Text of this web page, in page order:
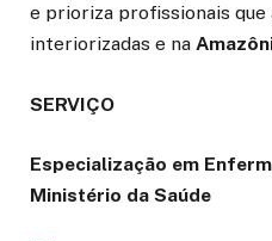
e prioriza profissionais que
interiorizadas e na
SERVIÇO
Especialização em
Ministério da Saúde